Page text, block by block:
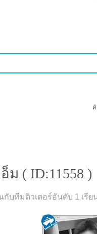
( ID:11558 )
บทีมติวเตอร์อันดับ 1 เรี